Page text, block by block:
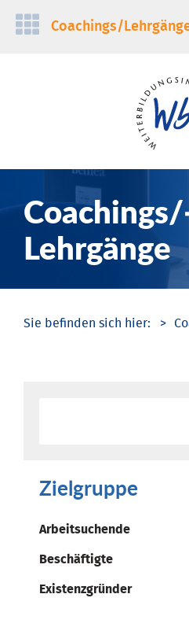
Navigation
Coachings/­
Lehrgänge
Zielgruppe
Arbeitsuchende
Beschäftigte
Existenzgründer